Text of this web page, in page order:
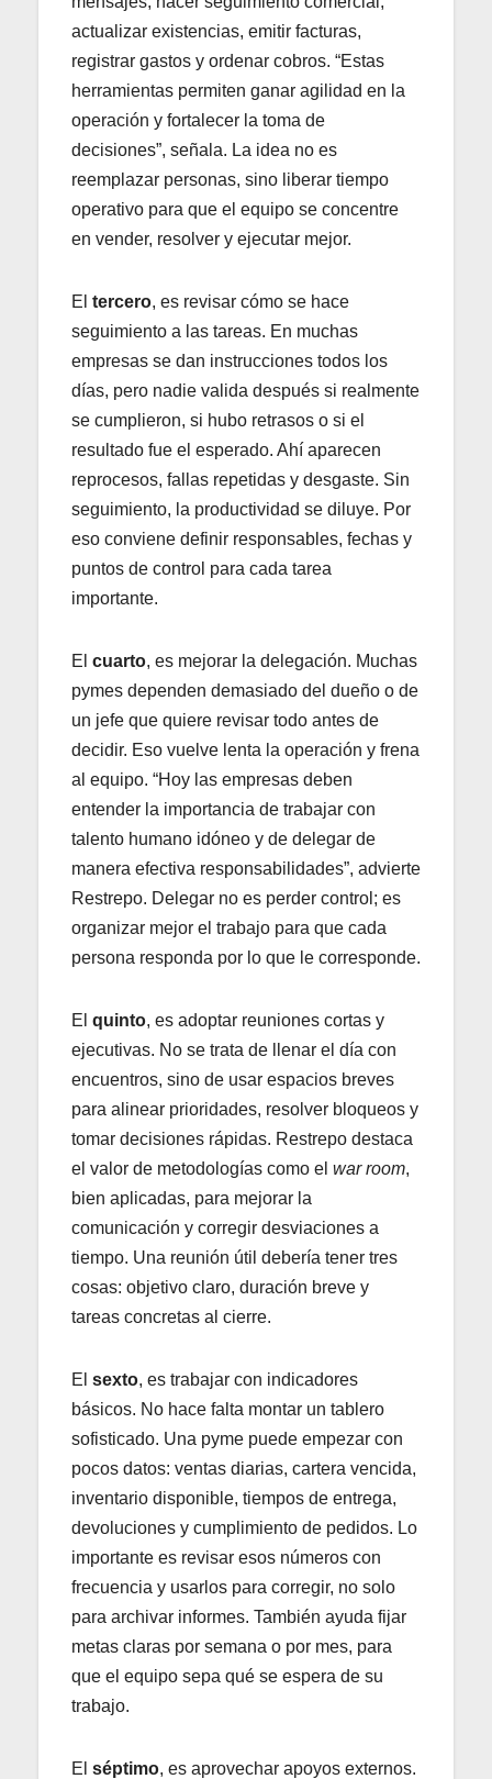
actualizar existencias, emitir facturas,
registrar gastos y ordenar cobros. “Estas
herramientas permiten ganar agilidad en la
operación y fortalecer la toma de
decisiones”, señala. La idea no es
reemplazar personas, sino liberar tiempo
operativo para que el equipo se concentre
en vender, resolver y ejecutar mejor.
El tercero, es revisar cómo se hace
seguimiento a las tareas. En muchas
empresas se dan instrucciones todos los
días, pero nadie valida después si realmente
se cumplieron, si hubo retrasos o si el
resultado fue el esperado. Ahí aparecen
reprocesos, fallas repetidas y desgaste. Sin
seguimiento, la productividad se diluye. Por
eso conviene definir responsables, fechas y
puntos de control para cada tarea
importante.
El cuarto, es mejorar la delegación. Muchas
pymes dependen demasiado del dueño o de
un jefe que quiere revisar todo antes de
decidir. Eso vuelve lenta la operación y frena
al equipo. “Hoy las empresas deben
entender la importancia de trabajar con
talento humano idóneo y de delegar de
manera efectiva responsabilidades”, advierte
Restrepo. Delegar no es perder control; es
organizar mejor el trabajo para que cada
persona responda por lo que le corresponde.
El quinto, es adoptar reuniones cortas y
ejecutivas. No se trata de llenar el día con
encuentros, sino de usar espacios breves
para alinear prioridades, resolver bloqueos y
tomar decisiones rápidas. Restrepo destaca
el valor de metodologías como el war room,
bien aplicadas, para mejorar la
comunicación y corregir desviaciones a
tiempo. Una reunión útil debería tener tres
cosas: objetivo claro, duración breve y
tareas concretas al cierre.
El sexto, es trabajar con indicadores
básicos. No hace falta montar un tablero
sofisticado. Una pyme puede empezar con
pocos datos: ventas diarias, cartera vencida,
inventario disponible, tiempos de entrega,
devoluciones y cumplimiento de pedidos. Lo
importante es revisar esos números con
frecuencia y usarlos para corregir, no solo
para archivar informes. También ayuda fijar
metas claras por semana o por mes, para
que el equipo sepa qué se espera de su
trabajo.
El séptimo, es aprovechar apoyos externos.